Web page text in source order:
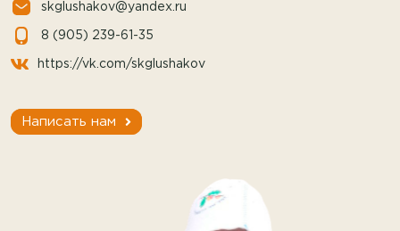
skglushakov@yandex.ru
8 (905) 239-61-35
https://vk.com/skglushakov
Написать нам